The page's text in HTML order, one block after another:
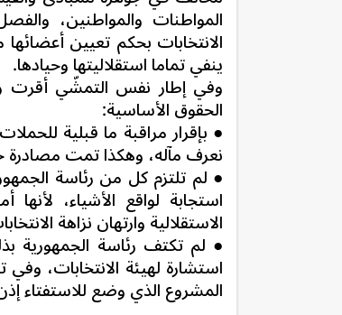
الانتخابات بحكم تعيين
ينفي تماما استقلاليتها وحيادها.
وفي إطار نفس التمشّي أقرت
الحقوق الأساسية:
● بإقرار مراقبة ما قبلية
نعرف مآله، وهكذا تمت مصادرة
● لم تلتزم كل من رئاسة
استجابة لواقع الأشياء،
الاستقلالية وارتهان نزاهة
● لم تكتف رئاسة الجمهورية
استشارة لهيئة الانتخابات،
المشروع الذي وضع للاستفتاء